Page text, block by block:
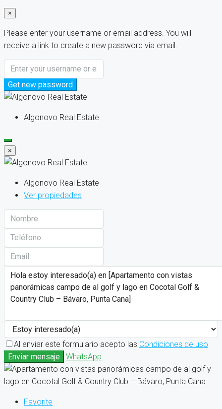
×
Please enter your username or email address. You will
receive a link to create a new password via email.
Get new password
Algonovo Real Estate
×
Algonovo Real Estate
Ver propiedades
Al enviar este formulario acepto las Condiciones de uso
Enviar mensaje
WhatsApp
Favorite